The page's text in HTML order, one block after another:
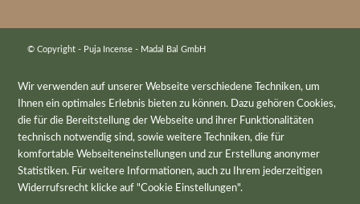
© Copyright - Puja Incense - Madal Bal GmbH
Wir verwenden auf unserer Webseite verschiedene Techniken, um
Ihnen ein optimales Erlebnis bieten zu können. Dazu gehören Cookies,
die für die Bereitstellung der Webseite und ihrer Funktionalitäten
technisch notwendig sind, sowie weitere Techniken, die für
komfortable Webseiteneinstellungen und zur Erstellung anonymer
Statistiken. Für weitere Informationen, auch zu Ihrem jederzeitigen
Widerrufsrecht klicke auf "Cookie Einstellungen".